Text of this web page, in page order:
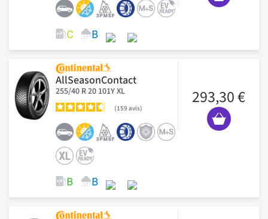
AllSeasonContact
255/40 R 20 101Y XL
159 avis
293,30 €